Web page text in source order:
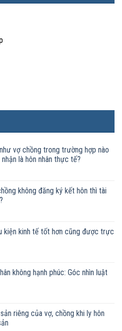
vợ chồng trong trường hợp nào
là hôn nhân thực tế?
không đăng ký kết hôn thì tài
kiện kinh tế tốt hơn cũng được trực
không hạnh phúc: Góc nhìn luật
riêng của vợ, chồng khi ly hôn